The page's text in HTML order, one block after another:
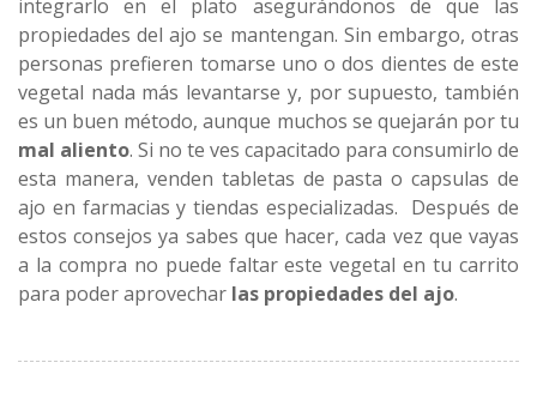
integrarlo en el plato asegurándonos de que las
propiedades del ajo se mantengan. Sin embargo, otras
personas prefieren tomarse uno o dos dientes de este
vegetal nada más levantarse y, por supuesto, también
es un buen método, aunque muchos se quejarán por tu
mal aliento. Si no te ves capacitado para consumirlo de
esta manera, venden tabletas de pasta o capsulas de
ajo en farmacias y tiendas especializadas. Después de
estos consejos ya sabes que hacer, cada vez que vayas
a la compra no puede faltar este vegetal en tu carrito
para poder aprovechar las propiedades del ajo.